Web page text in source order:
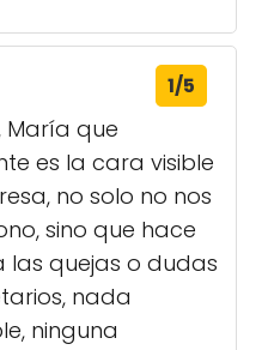
1/5
María que
es la cara visible
no solo no nos
sino que hace
las quejas o dudas
nada
ninguna